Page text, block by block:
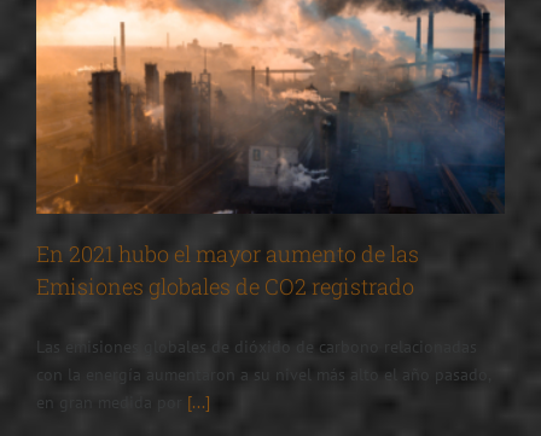
En 2021 hubo el mayor aumento de las
Emisiones globales de CO2 registrado
Las emisiones globales de dióxido de carbono relacionadas
con la energía aumentaron a su nivel más alto el año pasado,
en gran medida por [...]